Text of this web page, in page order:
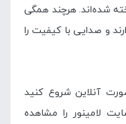
شده‌اند. هرچند همگی
و صدایی با کیفیت را
آنلاین شروع کنید
لامینور را مشاهده